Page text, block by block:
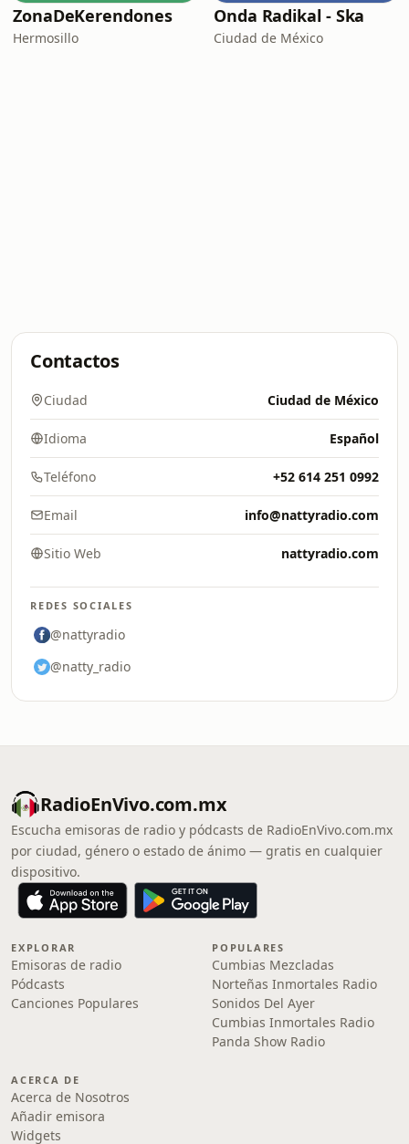
ZonaDeKerendones
Hermosillo
Onda Radikal - Ska
Ciudad de México
Contactos
Ciudad Ciudad de México
Idioma Español
Teléfono +52 614 251 0992
Email info@nattyradio.com
Sitio Web nattyradio.com
REDES SOCIALES
@nattyradio
@natty_radio
RadioEnVivo.com.mx
Escucha emisoras de radio y pódcasts de RadioEnVivo.com.mx
por ciudad, género o estado de ánimo — gratis en cualquier
dispositivo.
EXPLORAR
Emisoras de radio
Pódcasts
Canciones Populares
POPULARES
Cumbias Mezcladas
Norteñas Inmortales Radio
Sonidos Del Ayer
Cumbias Inmortales Radio
Panda Show Radio
ACERCA DE
Acerca de Nosotros
Añadir emisora
Widgets